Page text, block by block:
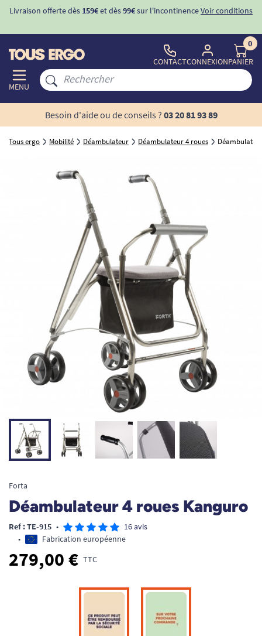
Livraison offerte dès 159€et dès99€sur l'incontinenceVoir conditions
MENU
CONTACTCONNEXION
0
PANIER
Besoin d'aide ou de conseils ? 03 20 81 93 89
Tous ergo Mobilité Déambulateur Déambulateur 4 roues
Forta
Déambulateur 4 roues Kanguro
Ref : TE-915 •
16 avis
•
Fabrication européenne
279,00 € TTC